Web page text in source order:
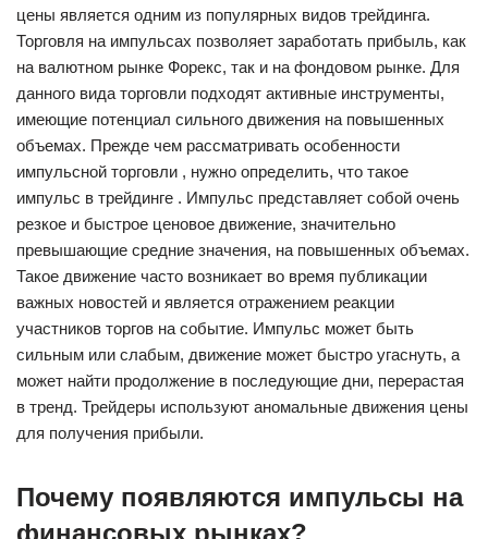
цены является одним из популярных видов трейдинга.
Торговля на импульсах позволяет заработать прибыль, как
на валютном рынке Форекс, так и на фондовом рынке. Для
данного вида торговли подходят активные инструменты,
имеющие потенциал сильного движения на повышенных
объемах. Прежде чем рассматривать особенности
импульсной торговли , нужно определить, что такое
импульс в трейдинге . Импульс представляет собой очень
резкое и быстрое ценовое движение, значительно
превышающие средние значения, на повышенных объемах.
Такое движение часто возникает во время публикации
важных новостей и является отражением реакции
участников торгов на событие. Импульс может быть
сильным или слабым, движение может быстро угаснуть, а
может найти продолжение в последующие дни, перерастая
в тренд. Трейдеры используют аномальные движения цены
для получения прибыли.
Почему появляются импульсы на
финансовых рынках?